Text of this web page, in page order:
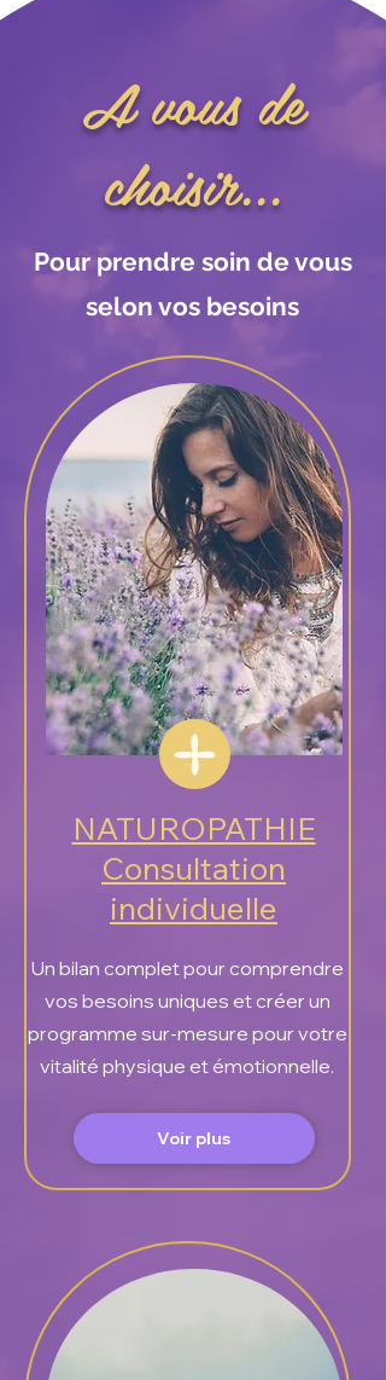
A vous de
choisir...
Pour prendre soin de vous
selon vos besoins
NATUROPATHIE
Consultation
individuelle
Un bilan complet pour comprendre
vos besoins uniques et créer un
programme sur-mesure pour votre
vitalité physique et émotionnelle.
Voir plus